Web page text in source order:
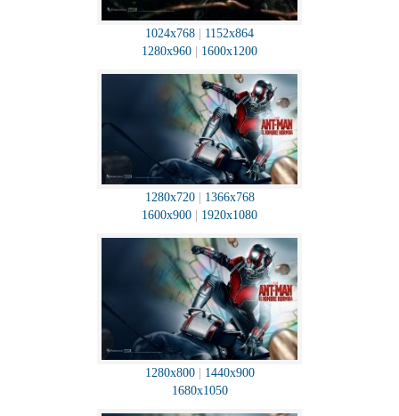
1024x768
1152x864
1280x960
1600x1200
1280x720| 1366x768
1600x900 | 1920x1080
1280x800| 1440x900
1680x1050